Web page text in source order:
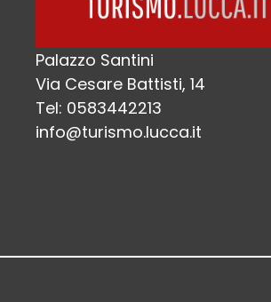
Palazzo Santini
Via Cesare Battisti, 14
Tel: 0583442213
info@turismo.lucca.it